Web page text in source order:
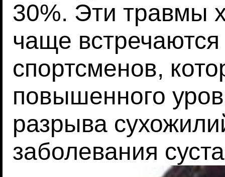
30%. Эти травмы
чаще
спортсменов,
повышенного
разрыва
заболевания